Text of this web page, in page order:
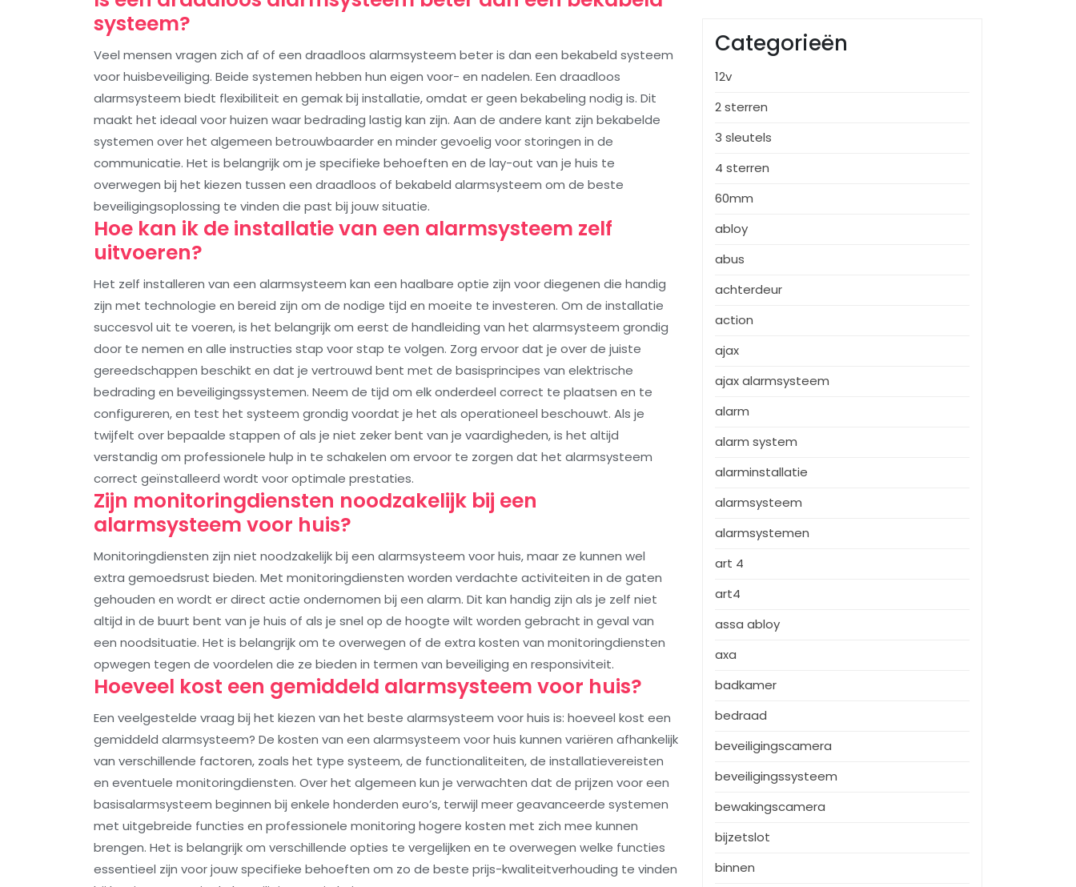
systeem?
Veel mensen vragen zich af of een draadloos alarmsysteem beter is dan een bekabeld systeem
voor huisbeveiliging. Beide systemen hebben hun eigen voor- en nadelen. Een draadloos
alarmsysteem biedt flexibiliteit en gemak bij installatie, omdat er geen bekabeling nodig is. Dit
maakt het ideaal voor huizen waar bedrading lastig kan zijn. Aan de andere kant zijn bekabelde
systemen over het algemeen betrouwbaarder en minder gevoelig voor storingen in de
communicatie. Het is belangrijk om je specifieke behoeften en de lay-out van je huis te
overwegen bij het kiezen tussen een draadloos of bekabeld alarmsysteem om de beste
beveiligingsoplossing te vinden die past bij jouw situatie.
Hoe kan ik de installatie van een alarmsysteem zelf
uitvoeren?
Het zelf installeren van een alarmsysteem kan een haalbare optie zijn voor diegenen die handig
zijn met technologie en bereid zijn om de nodige tijd en moeite te investeren. Om de installatie
succesvol uit te voeren, is het belangrijk om eerst de handleiding van het alarmsysteem grondig
door te nemen en alle instructies stap voor stap te volgen. Zorg ervoor dat je over de juiste
gereedschappen beschikt en dat je vertrouwd bent met de basisprincipes van elektrische
bedrading en beveiligingssystemen. Neem de tijd om elk onderdeel correct te plaatsen en te
configureren, en test het systeem grondig voordat je het als operationeel beschouwt. Als je
twijfelt over bepaalde stappen of als je niet zeker bent van je vaardigheden, is het altijd
verstandig om professionele hulp in te schakelen om ervoor te zorgen dat het alarmsysteem
correct geïnstalleerd wordt voor optimale prestaties.
Zijn monitoringdiensten noodzakelijk bij een
alarmsysteem voor huis?
Monitoringdiensten zijn niet noodzakelijk bij een alarmsysteem voor huis, maar ze kunnen wel
extra gemoedsrust bieden. Met monitoringdiensten worden verdachte activiteiten in de gaten
gehouden en wordt er direct actie ondernomen bij een alarm. Dit kan handig zijn als je zelf niet
altijd in de buurt bent van je huis of als je snel op de hoogte wilt worden gebracht in geval van
een noodsituatie. Het is belangrijk om te overwegen of de extra kosten van monitoringdiensten
opwegen tegen de voordelen die ze bieden in termen van beveiliging en responsiviteit.
Hoeveel kost een gemiddeld alarmsysteem voor huis?
Een veelgestelde vraag bij het kiezen van het beste alarmsysteem voor huis is: hoeveel kost een
gemiddeld alarmsysteem? De kosten van een alarmsysteem voor huis kunnen variëren afhankelijk
van verschillende factoren, zoals het type systeem, de functionaliteiten, de installatievereisten
en eventuele monitoringdiensten. Over het algemeen kun je verwachten dat de prijzen voor een
basisalarmsysteem beginnen bij enkele honderden euro’s, terwijl meer geavanceerde systemen
met uitgebreide functies en professionele monitoring hogere kosten met zich mee kunnen
brengen. Het is belangrijk om verschillende opties te vergelijken en te overwegen welke functies
essentieel zijn voor jouw specifieke behoeften om zo de beste prijs-kwaliteitverhouding te vinden
Categorieën
12v
2 sterren
3 sleutels
4 sterren
60mm
abloy
abus
achterdeur
action
ajax
ajax alarmsysteem
alarm
alarm system
alarminstallatie
alarmsysteem
alarmsystemen
art 4
art4
assa abloy
axa
badkamer
bedraad
beveiligingscamera
beveiligingssysteem
bewakingscamera
bijzetslot
binnen